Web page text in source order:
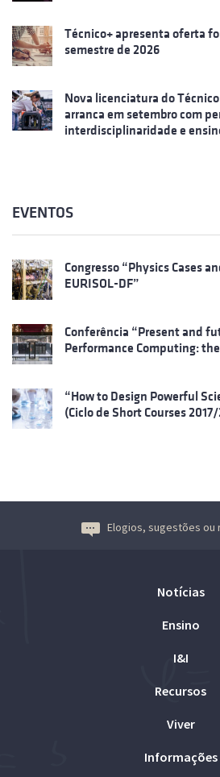
Técnico+ apresenta oferta
semestre de 2026
Nova licenciatura do
arranca em setembro com
interdisciplinaridade e
EVENTOS
Congresso “Physics Cases
EURISOL-DF”
Conferência “Present and
Performance Computing:
“How to Design Powerful
(Ciclo de Short Courses
Elogios, sugestões ou
Notícias
Ensino
I&I
Recursos
Viver
Informações